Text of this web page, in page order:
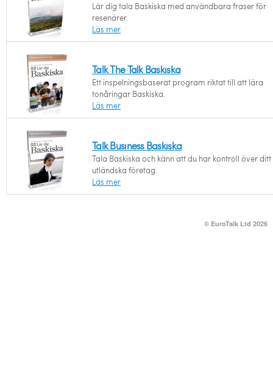
Lär dig tala Baskiska med användbara fraser för
resenärer.
Läs mer
Talk The Talk Baskiska
Ett inspelningsbaserat program riktat till att lära
tonåringar Baskiska.
Läs mer
Talk Business Baskiska
Tala Baskiska och känn att du har kontroll över ditt
utländska företag.
Läs mer
© EuroTalk Ltd 2026